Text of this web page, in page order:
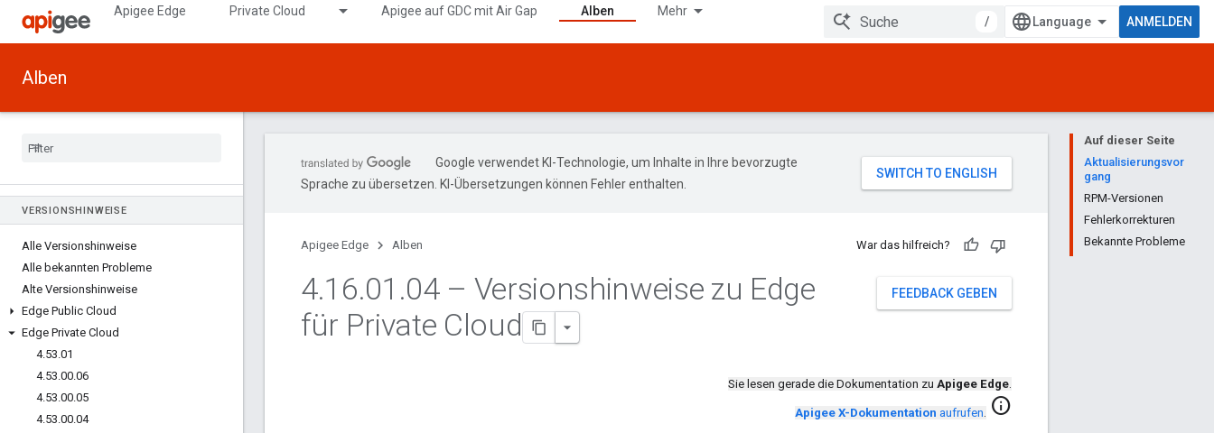
Apigee Edge Private Cloud Apigee auf GDC mit Air Gap Alben Mehr
/ ANMELDEN
Alben
VERSIONSHINWEISE
Alle Versionshinweise
Alle bekannten Probleme
Alte Versionshinweise
Edge Public Cloud
Edge Private Cloud
4.53.01
4.53.00.06
4.53.00.05
4.53.00.04
Auf dieser Seite
Aktualisierungsvor
gang
RPM-Versionen
Fehlerkorrekturen
Bekannte Probleme
Google verwendet KI-Technologie, um Inhalte in Ihre bevorzugte
Sprache zu übersetzen. KI-Übersetzungen können Fehler enthalten.
Apigee Edge Alben War das hilfreich?
FEEDBACK GEBEN
4.16.01 .04 – Versionshinweise zu Edge
für Private Cloud
Sie lesen gerade die Dokumentation zu Apigee Edge.
Apigee X-Dokumentation aufrufen. info